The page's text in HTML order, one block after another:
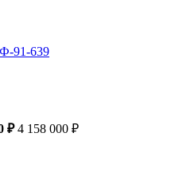
91-639
₽ 4 158 000 ₽